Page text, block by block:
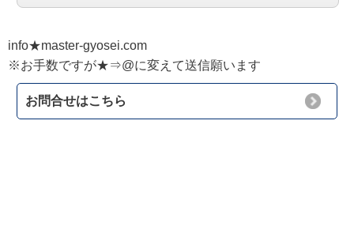
info★master-gyosei.com
※お手数ですが★⇒@に変えて送信願います
お問合せはこちら